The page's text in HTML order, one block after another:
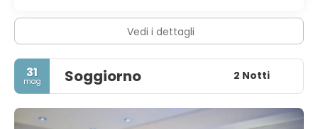
Vedi i dettagli
31
mag Soggiorno 2 Notti